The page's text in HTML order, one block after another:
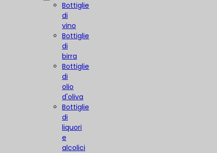
Bottiglie
di
vino
Bottiglie
di
birra
Bottiglie
di
olio
d'oliva
Bottiglie
di
liquori
e
alcolici